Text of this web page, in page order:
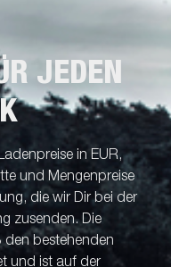
JEDEN
in EUR,
und Mengenpreise
die wir Dir bei der
zusenden. Die
den bestehenden
und ist auf der